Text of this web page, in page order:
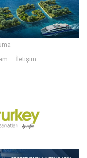
İletişim